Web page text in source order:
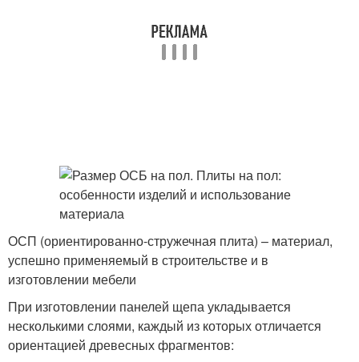
ОСП (ориентированно-стружечная плита) – материал,
успешно применяемый в строительстве и в
изготовлении мебели
При изготовлении панелей щепа укладывается
несколькими слоями, каждый из которых отличается
ориентацией древесных фрагментов: